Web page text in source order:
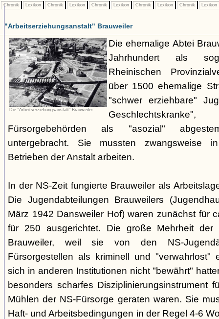
Chronik Lexikon Chronik Lexikon Chronik Lexikon Chronik Lexikon Chronik Lexikon
"Arbeitserziehungsanstalt" Brauweiler
Die "Arbeitserziehungsanstalt" Brauweiler
Die ehemalige Abtei
Jahrhundert als
Rheinischen
über 1500 ehemalige
"schwer erziehbare"
Fürsorgebehörden als "asozial"
untergebracht. Sie mussten zwangsweise
Betrieben der Anstalt arbeiten.
In der NS-Zeit fungierte Brauweiler als
Die Jugendabteilungen Brauweilers
März 1942 Dansweiler Hof) waren zunächst für
für 250 ausgerichtet. Die große Mehrheit der
Brauweiler, weil sie von den NS-
Fürsorgestellen als kriminell und "verwahrlost"
sich in anderen Institutionen nicht "bewährt"
besonders scharfes Disziplinierungsinstrument
Mühlen der NS-Fürsorge geraten waren. Sie
Haft- und Arbeitsbedingungen in der Regel 4-6